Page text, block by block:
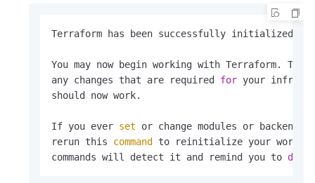
Terraform has been successfully initialized!
You may now begin working with Terraform. Try
any changes that are required for your
should now work.
If you ever set or change modules or backend
rerun this command
to reinitialize your
commands will detect it and remind you to do